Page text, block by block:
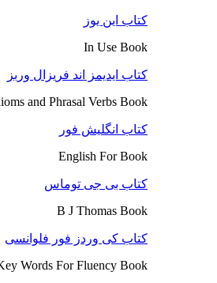
کتاب این یوز
In Use Book
کتاب ایدیمز اند فریزال وربز
and Phrasal Verbs Book
کتاب انگلیش فور
English For Book
کتاب بی جی توماس
B J Thomas Book
کتاب کی وردز فور فلوانسی
Words For Fluency Book